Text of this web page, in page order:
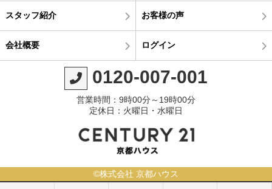
スタッフ紹介 お客様の声
会社概要 ログイン
0120-007-001
営業時間：9時00分～19時00分
定休日：火曜日・水曜日
©株式会社 京都ハウス